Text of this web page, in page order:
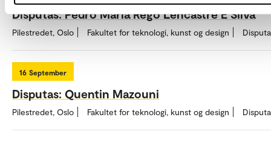
Disputas: Pedro Maria Rego Lencastre E Silva
Pilestredet, Oslo Fakultet for teknologi, kunst og design
16 September
Disputas: Quentin Mazouni
Pilestredet, Oslo Fakultet for teknologi, kunst og design